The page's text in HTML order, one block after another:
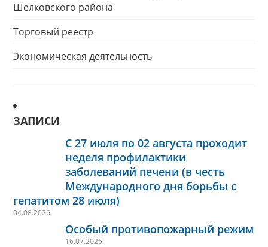
Шелковского района
Торговый реестр
Экономическая деятельность
ЗАПИСИ
С 27 июля по 02 августа проходит
неделя профилактики
заболеваний печени (в честь
Международного дня борьбы с
гепатитом 28 июля)
04.08.2026
Особый противопожарный режим
16.07.2026